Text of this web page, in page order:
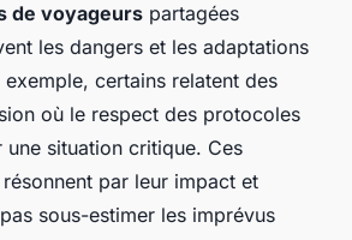
de voyageurs partagées
les dangers et les adaptations
exemple, certains relatent des
où le respect des protocoles
une situation critique. Ces
résonnent par leur impact et
sous-estimer les imprévus